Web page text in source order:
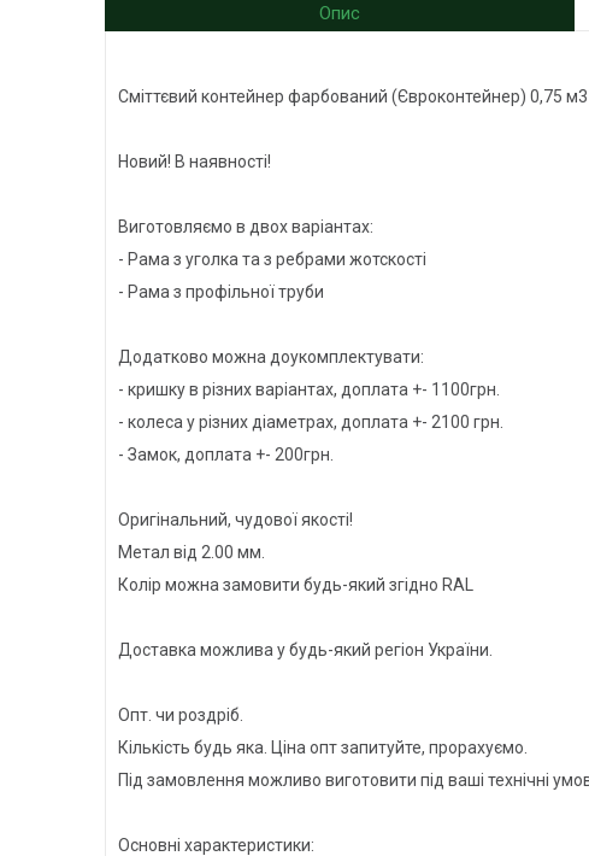
Опис
Сміттєвий контейнер фарбований (Євроконтейнер) 0,75
Новий! В наявності!
Виготовляємо в двох варіантах:
- Рама з уголка та з ребрами жотскості
- Рама з профільної труби
Додатково можна доукомплектувати:
- кришку в різних варіантах, доплата +- 1100грн.
- колеса у різних діаметрах, доплата +- 2100 грн.
- Замок, доплата +- 200грн.
Оригінальний, чудової якості!
Метал від 2.00 мм.
Колір можна замовити будь-який згідно RAL
Доставка можлива у будь-який регіон України.
Опт. чи роздріб.
Кількість будь яка. Ціна опт запитуйте, прорахуємо.
Під замовлення можливо виготовити під ваші технічні
Основні характеристики: